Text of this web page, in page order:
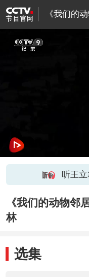
《我们的
听王
《我们的动物邻
林
选集